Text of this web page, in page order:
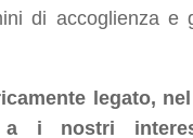
di accoglienza e
legato,
a i nostri